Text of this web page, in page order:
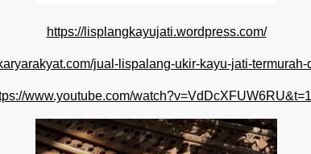
https://lisplangkayujati.wordpress.com/
jual-lispalang-ukir-kayu-jati-
www.youtube.com/